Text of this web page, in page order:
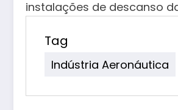
instalações de descanso
Tag
Indústria Aeronáutica